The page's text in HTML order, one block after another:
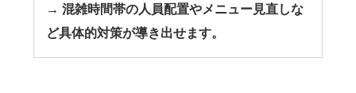
→ 混雑時間帯の人員配置やメニュー見直しな
ど具体的対策が導き出せます。